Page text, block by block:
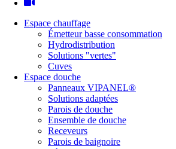
Espace chauffage
Émetteur basse consommation
Hydrodistribution
Solutions "vertes"
Cuves
Espace douche
Panneaux VIPANEL®
Solutions adaptées
Parois de douche
Ensemble de douche
Receveurs
Parois de baignoire